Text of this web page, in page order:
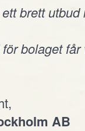
brett
bolaget
AB